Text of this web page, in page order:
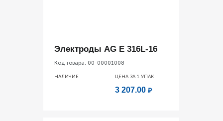
Электроды AG E 316L-16
Код товара: 00-00001008
НАЛИЧИЕ ЦЕНА ЗА 1 УПАК
3 207.00 ₽